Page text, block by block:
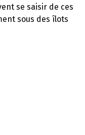
se saisir de ces
sous des îlots